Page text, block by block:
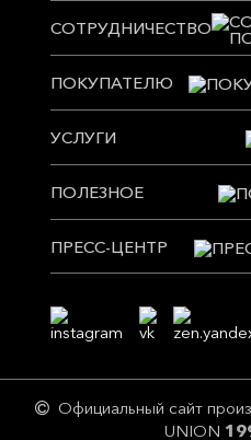
СОТРУДНИЧЕСТВО
ПОКУПАТЕЛЮ
УСЛУГИ
ПОЛЕЗНОЕ
ПРЕСС-ЦЕНТР
Официальный сайт
UNION